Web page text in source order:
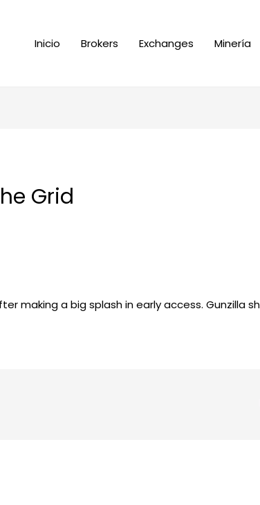
Inicio Brokers Exchanges Minería
Grid
a big splash in early access. Gunzilla